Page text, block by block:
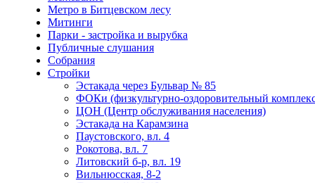
Метро в Битцевском лесу
Митинги
Парки - застройка и вырубка
Публичные слушания
Собрания
Стройки
Эстакада через Бульвар № 85
ФОКи (физкультурно-оздоровительный
ЦОН (Центр обслуживания населения)
Эстакада на Карамзина
Паустовского, вл. 4
Рокотова, вл. 7
Литовский б-р, вл. 19
Вильнюсская, 8-2